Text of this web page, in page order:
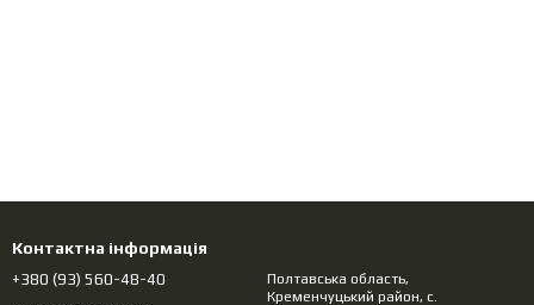
Контактна інформація
+380 (93) 560-48-40
Полтавська область,
Кременчуцький район, с.